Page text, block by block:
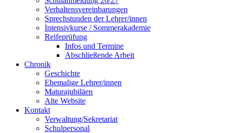
Verhaltensvereinbarungen
Sprechstunden der Lehrer/innen
Intensivkurse / Sommerakademie
Reifeprüfung
Infos und Termine
Abschließende Arbeit
Chronik
Geschichte
Ehemalige Lehrer/innen
Maturajubiläen
Alte Website
Kontakt
Verwaltung/Sekretariat
Schulpersonal